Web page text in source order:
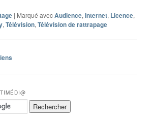
| Marqué avecAudience,Internet, Licence,
,Télévision,Télévision de rattrapage